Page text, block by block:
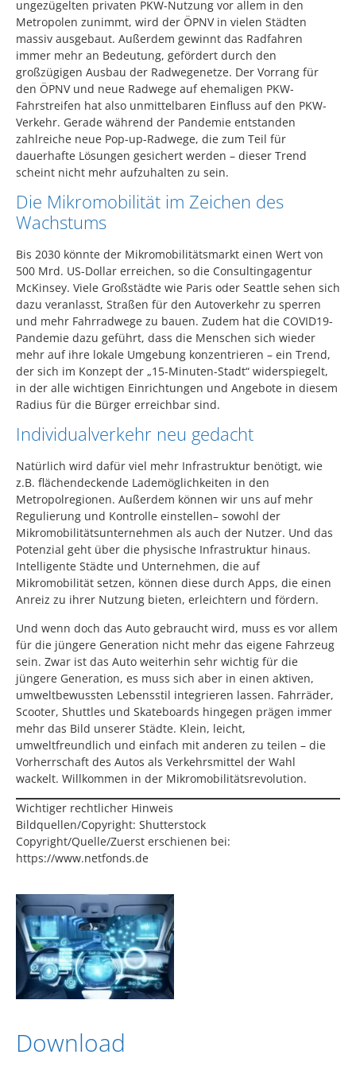
ungezügelten privaten PKW-Nutzung vor allem in den
Metropolen zunimmt, wird der ÖPNV in vielen Städten
massiv ausgebaut. Außerdem gewinnt das Radfahren
immer mehr an Bedeutung, gefördert durch den
großzügigen Ausbau der Radwegenetze. Der Vorrang für
den ÖPNV und neue Radwege auf ehemaligen PKW-
Fahrstreifen hat also unmittelbaren Einfluss auf den PKW-
Verkehr. Gerade während der Pandemie entstanden
zahlreiche neue Pop-up-Radwege, die zum Teil für
dauerhafte Lösungen gesichert werden – dieser Trend
scheint nicht mehr aufzuhalten zu sein.
Die Mikromobilität im Zeichen des
Wachstums
Bis 2030 könnte der Mikromobilitätsmarkt einen Wert von
500 Mrd. US-Dollar erreichen, so die Consultingagentur
McKinsey. Viele Großstädte wie Paris oder Seattle sehen sich
dazu veranlasst, Straßen für den Autoverkehr zu sperren
und mehr Fahrradwege zu bauen. Zudem hat die COVID19-
Pandemie dazu geführt, dass die Menschen sich wieder
mehr auf ihre lokale Umgebung konzentrieren – ein Trend,
der sich im Konzept der „15-Minuten-Stadt“ widerspiegelt,
in der alle wichtigen Einrichtungen und Angebote in diesem
Radius für die Bürger erreichbar sind.
Individualverkehr neu gedacht
Natürlich wird dafür viel mehr Infrastruktur benötigt, wie
z.B. flächendeckende Lademöglichkeiten in den
Metropolregionen. Außerdem können wir uns auf mehr
Regulierung und Kontrolle einstellen– sowohl der
Mikromobilitätsunternehmen als auch der Nutzer. Und das
Potenzial geht über die physische Infrastruktur hinaus.
Intelligente Städte und Unternehmen, die auf
Mikromobilität setzen, können diese durch Apps, die einen
Anreiz zu ihrer Nutzung bieten, erleichtern und fördern.
Und wenn doch das Auto gebraucht wird, muss es vor allem
für die jüngere Generation nicht mehr das eigene Fahrzeug
sein. Zwar ist das Auto weiterhin sehr wichtig für die
jüngere Generation, es muss sich aber in einen aktiven,
umweltbewussten Lebensstil integrieren lassen. Fahrräder,
Scooter, Shuttles und Skateboards hingegen prägen immer
mehr das Bild unserer Städte. Klein, leicht,
umweltfreundlich und einfach mit anderen zu teilen – die
Vorherrschaft des Autos als Verkehrsmittel der Wahl
wackelt. Willkommen in der Mikromobilitätsrevolution.
Wichtiger rechtlicher Hinweis
Bildquellen/Copyright: Shutterstock
Copyright/Quelle/Zuerst erschienen bei:
https://www.netfonds.de
Download